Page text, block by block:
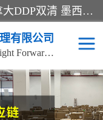
欧洲海运双清包税 美国*专线 加拿大DDP双清 墨西哥跨境空运 澳大利亚专线物流 跨境电商物流服务 国际快递到门服务 海运*渠道 一站式跨境物流解决方案 TikTok/SHEIN专线 电商平台FBA头程运输 国际铁路运输欧洲 UPS/DDHL/联邦快递跨境 美国双清到门物流 跨境*运输
有限公司
Yiwu Celia International Freight Forwarding Co., Ltd
航